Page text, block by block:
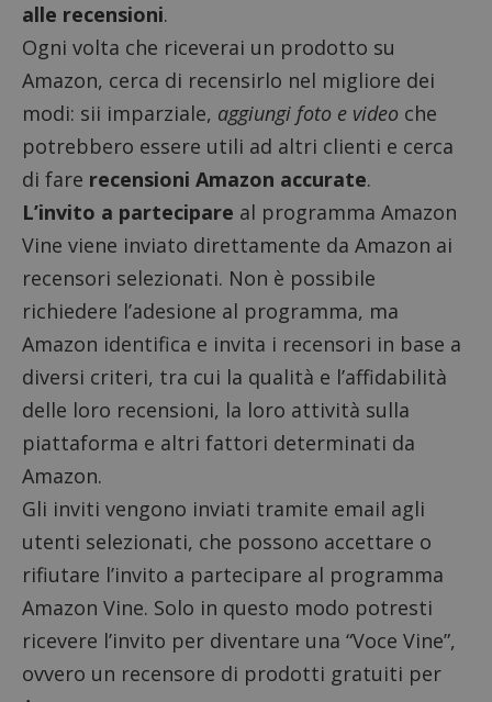
alle recensioni.
Ogni volta che riceverai un prodotto su
Amazon, cerca di recensirlo nel migliore dei
modi: sii imparziale, aggiungi foto e video che
potrebbero essere utili ad altri clienti e cerca
di fare recensioni Amazon accurate.
L’invito a partecipare al programma Amazon
Vine viene inviato direttamente da Amazon ai
recensori selezionati. Non è possibile
richiedere l’adesione al programma, ma
Amazon identifica e invita i recensori in base a
diversi criteri, tra cui la qualità e l’affidabilità
delle loro recensioni, la loro attività sulla
piattaforma e altri fattori determinati da
Amazon.
Gli inviti vengono inviati tramite email agli
utenti selezionati, che possono accettare o
rifiutare l’invito a partecipare al programma
Amazon Vine. Solo in questo modo potresti
ricevere l’invito per diventare una “Voce Vine”,
ovvero un recensore di prodotti gratuiti per